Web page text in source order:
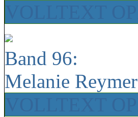
Band 96:
Melanie Reymer